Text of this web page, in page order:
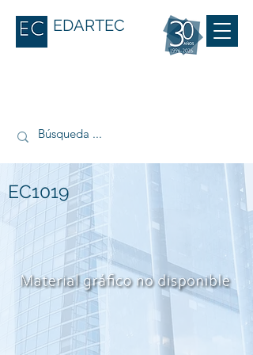
EDARTEC
EC1019